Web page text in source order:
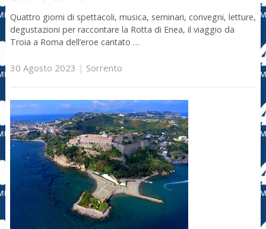
Quattro giorni di spettacoli, musica, seminari, convegni, letture,
degustazioni per raccontare la Rotta di Enea, il viaggio da
Troia a Roma dell’eroe cantato …
30 Agosto 2023 | Sorrento